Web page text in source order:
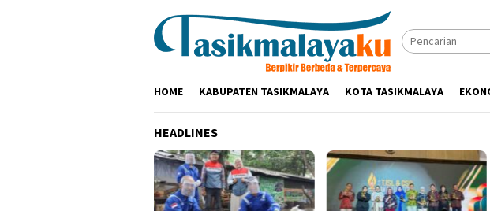
HOME KABUPATEN TASIKMALAYA KOTA TASIKMALAYA
HEADLINES